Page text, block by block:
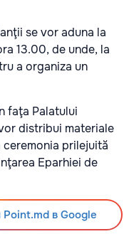
se vor aduna la
13.00, de unde, la
a organiza un
faţa Palatului
distribui materiale
prilejuită
Eparhiei de
в Google